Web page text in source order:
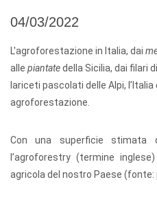
04/03/2022
L'agroforestazione in Italia, dai
alle piantatedella Sicilia, dai filari
lariceti pascolati delle Alpi,
agroforestazione.
Con una superficie
l’agroforestry (termine
agricola del nostro Paese (fonte: